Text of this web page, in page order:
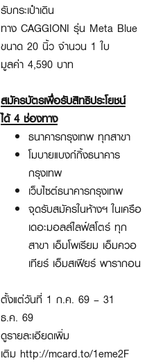
รับกระเป๋าเดิน
ทาง CAGGIONI รุ่น Meta Blue ​
ขนาด 20 นิ้ว จำนวน 1ใบ
มูลค่า 4,590 บาท​
สมัครบัตรเพื่อรับสิทธิประโยชน์
ได้4 ช่องทาง​
ธนาคารกรุงเทพ ทุกสาขา​
โมบายแบงก์กิ้งธนาคาร
กรุงเทพ​
เว็บไซต์ธนาคารกรุงเทพ​
จุดรับสมัครในห้างฯ ในเครือ
เดอะมอลล์ไลฟ์สโตร์ ทุก
สาขา เอ็มโพเรียม เอ็มควอ
เทียร์ เอ็มสเฟียร์ พารากอน​
ตั้งแต่วันที่ 1 ก.ค. 69 – 31
ธ.ค. 69​
ดูรายละเอียดเพิ่ม
เติม http://mcard.to/1eme2F